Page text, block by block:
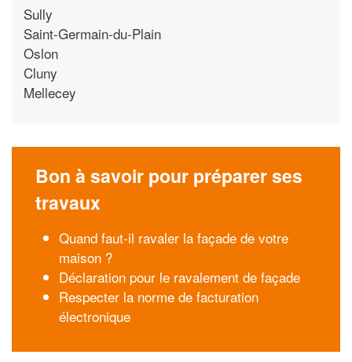
Sully
Saint-Germain-du-Plain
Oslon
Cluny
Mellecey
Bon à savoir pour préparer ses
travaux
Quand faut-il ravaler la façade de votre
maison ?
Déclaration pour le ravalement de façade
Respecter la norme de facturation
électronique